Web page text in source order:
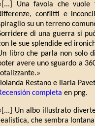
Una favola che
conflitti e
su un terreno
di una guerra si
le sue splendide ed
libro che parla non solo
avere uno sguardo a
Restano e Ilaria
completa en png.
Un albo illustrato
che sembra